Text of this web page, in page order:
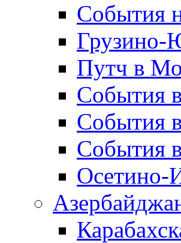
События
Грузино-
Путч в
События
События
События
Осетино-